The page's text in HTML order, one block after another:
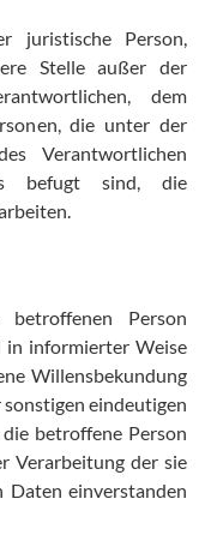
juristische Person,
Stelle außer der
dem
die unter der
Verantwortlichen
befugt sind, die
Person
informierter Weise
Willensbekundung
eindeutigen
betroffene Person
Verarbeitung der sie
Daten einverstanden